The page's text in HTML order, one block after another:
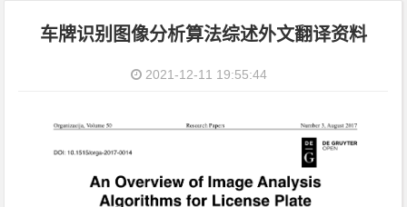
车牌识别图像分析算法综述外文翻译资料
2021-12-11 19:55:44